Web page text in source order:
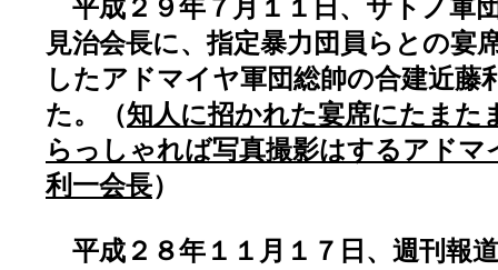
平成２９年７月１１日、サトノ軍
見治会長に、指定暴力団員らとの宴
したアドマイヤ軍団総帥の合建近藤
た。（知人に招かれた宴席にたまた
らっしゃれば写真撮影はするアドマ
利一会長）
平成２８年１１月１７日、週刊報